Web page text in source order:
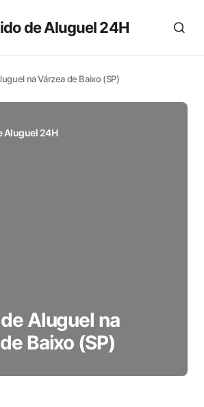
de Aluguel 24H
na Várzea de Baixo (SP)
Aluguel 24H
Aluguel na
Baixo (SP)